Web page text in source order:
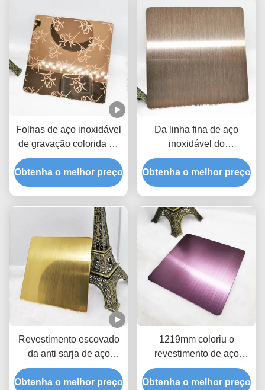
Folhas de aço inoxidável
de gravação colorida de
0,75 mm 10 pés para
decoração de elevador
Obtenha o melhor preço
Da linha fina de aço
inoxidável do
ondeamento da folha de
AISI 201 placa de cobre
vermelha colorida 202
Obtenha o melhor preço
Revestimento escovado
da anti sarja de aço
inoxidável da folha do
ouro do espelho da
Obtenha o melhor preço
1219mm coloriu o
revestimento de aço
inoxidável da linha fina
de Rose Red SS 304 das
Obtenha o melhor preço